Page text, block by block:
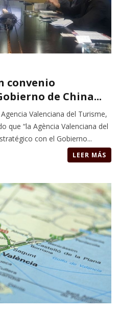
convenio
de China...
Valenciana del Turisme,
que “la Agència Valenciana del
con el Gobierno...
LEER MÁS